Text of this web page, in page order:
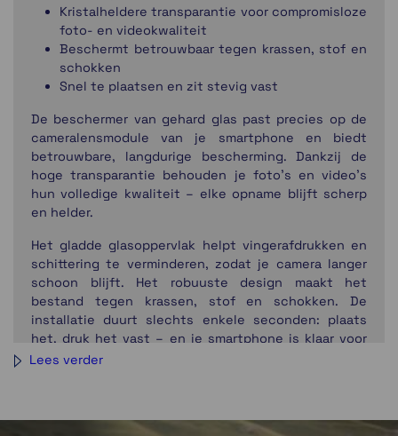
Kristalheldere transparantie voor compromisloze
foto- en videokwaliteit
Beschermt betrouwbaar tegen krassen, stof en
schokken
Snel te plaatsen en zit stevig vast
De beschermer van gehard glas past precies op de
cameralensmodule van je smartphone en biedt
betrouwbare, langdurige bescherming. Dankzij de
hoge transparantie behouden je foto’s en video’s
hun volledige kwaliteit – elke opname blijft scherp
en helder.
Het gladde glasoppervlak helpt vingerafdrukken en
schittering te verminderen, zodat je camera langer
schoon blijft. Het robuuste design maakt het
bestand tegen krassen, stof en schokken. De
installatie duurt slechts enkele seconden: plaats
het, druk het vast – en je smartphone is klaar voor
elk avontuur.
voor je toestel, inclusief de cameralensmodule.
Lees verder